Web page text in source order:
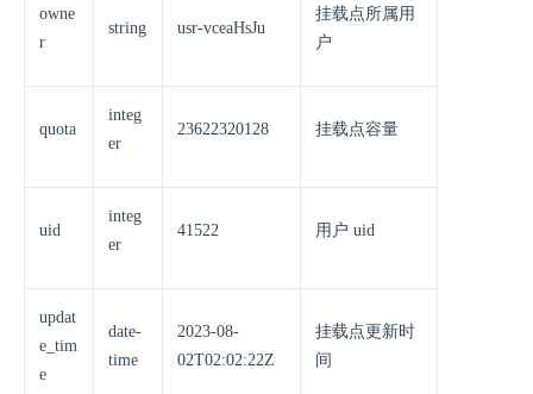
owne
r
string usr-vceaHsJu
挂载点所属用
户
quota
integ
er
23622320128 挂载点容量
uid
integ
er
41522 用户 uid
updat
e_tim
e
date-
time
2023-08-
02T02:02:22Z
挂载点更新时
间